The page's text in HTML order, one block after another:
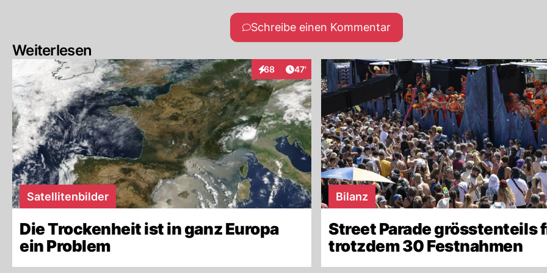
Schreibe einen Kommentar
Weiterlesen
68
InteraktionenArtikel veröffentlicht:
47'
Satellitenbilder
Die Trockenheit ist in ganz Europa
ein Problem
Bilanz
Street Parade grösstenteils
trotzdem 30 Festnahmen